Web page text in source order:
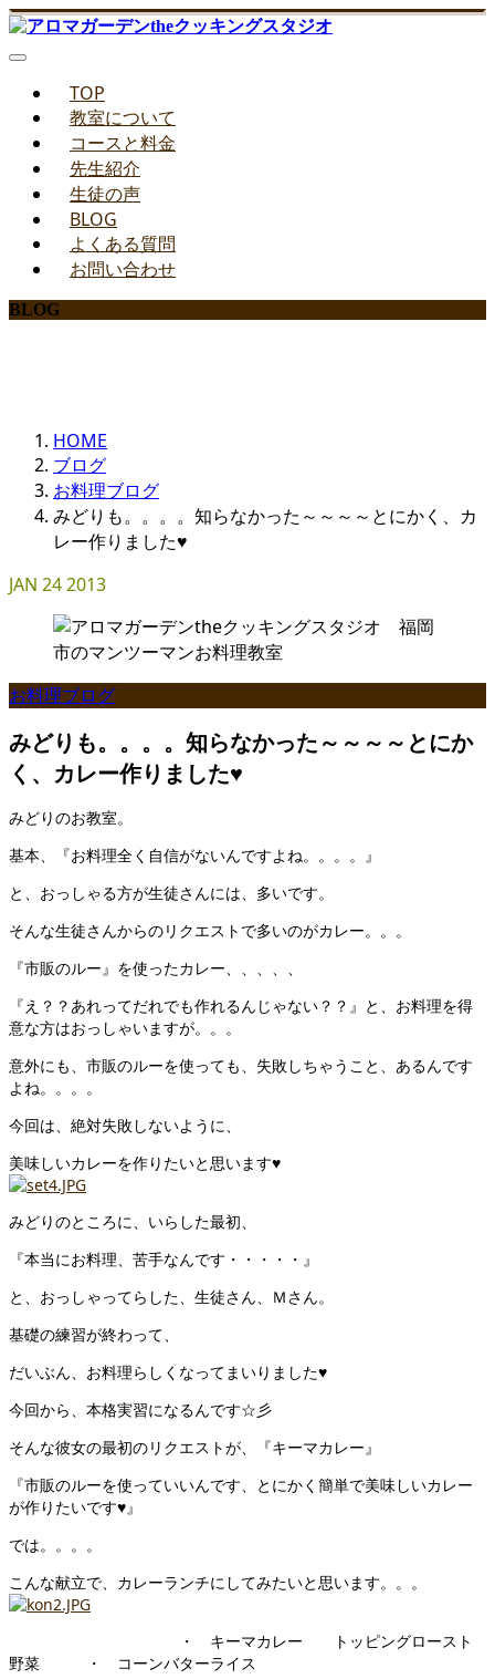
TOP
教室について
コースと料金
先生紹介
生徒の声
BLOG
よくある質問
お問い合わせ
BLOG
HOME
ブログ
お料理ブログ
みどりも。。。。知らなかった～～～～とにかく、カ
レー作りました♥
JAN 242013
お料理ブログ
みどりも。。。。知らなかった～～～～とにか
く、カレー作りました♥
みどりのお教室。
基本、『お料理全く自信がないんですよね。。。。』
と、おっしゃる方が生徒さんには、多いです。
そんな生徒さんからのリクエストで多いのがカレー。。。
『市販のルー』を使ったカレー、、、、、
『え？？あれってだれでも作れるんじゃない？？』と、お料理を得
意な方はおっしゃいますが。。。
意外にも、市販のルーを使っても、失敗しちゃうこと、あるんです
よね。。。。
今回は、絶対失敗しないように、
美味しいカレーを作りたいと思います♥
みどりのところに、いらした最初、
『本当にお料理、苦手なんです・・・・・』
と、おっしゃってらした、生徒さん、Ｍさん。
基礎の練習が終わって、
だいぶん、お料理らしくなってまいりました♥
今回から、本格実習になるんです☆彡
そんな彼女の最初のリクエストが、『キーマカレー』
『市販のルーを使っていいんです、とにかく簡単で美味しいカレー
が作りたいです♥』
では。。。。
こんな献立で、カレーランチにしてみたいと思います。。。
・ キーマカレー トッピングロースト
野菜 ・ コーンバターライス